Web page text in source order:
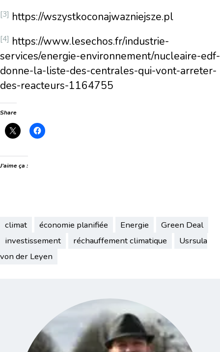
[3] https://wszystkoconajwazniejsze.pl
[4] https://www.lesechos.fr/industrie-
services/energie-environnement/nucleaire-edf-
donne-la-liste-des-centrales-qui-vont-arreter-
des-reacteurs-1164755
Share
J’aime ça :
climat économie planifiée Energie
Green Deal
investissement
réchauffement climatique
Usrsula
von der Leyen